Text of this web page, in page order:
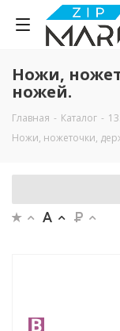
Ножи,
ножей.
Главная - Каталог -
Ножи, ножеточки,